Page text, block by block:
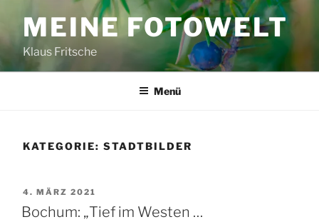
Inhalt
springenMEINE FOTOWELT
Klaus Fritsche
Menü
KATEGORIE: STADTBILDER
VERÖFFENTLICHT
AM
4. MÄRZ 2021
Bochum: „Tief im Westen …